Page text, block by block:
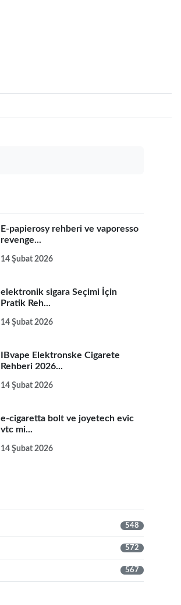
E-papierosy rehberi ve vaporesso
revenge...
14 Şubat 2026
elektronik sigara Seçimi İçin
Pratik Reh...
14 Şubat 2026
IBvape Elektronske Cigarete
Rehberi 2026...
14 Şubat 2026
e-cigaretta bolt ve joyetech evic
vtc mi...
14 Şubat 2026
548
572
567